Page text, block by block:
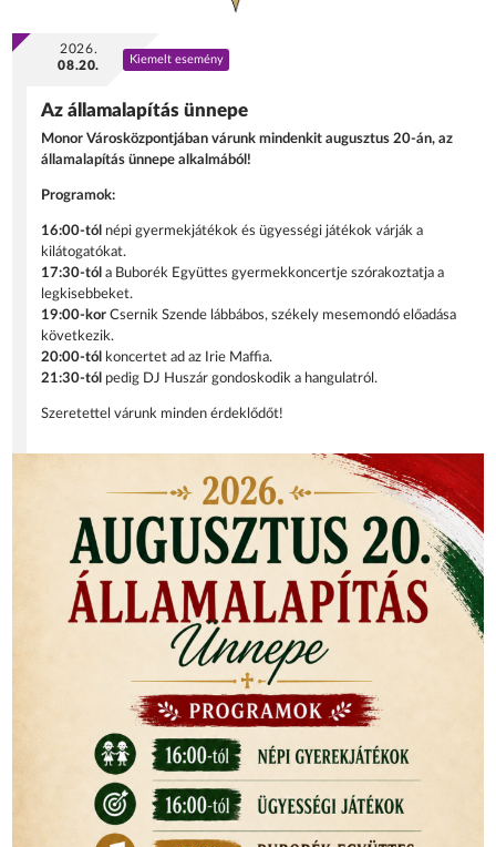
2026.
08.20.
Kiemelt esemény
Az államalapítás ünnepe
Monor Városközpontjában várunk mindenkit augusztus 20-án, az
államalapítás ünnepe alkalmából!
Programok:
16:00-tól népi gyermekjátékok és ügyességi játékok várják a
kilátogatókat.
17:30-tól a Buborék Együttes gyermekkoncertje szórakoztatja a
legkisebbeket.
19:00-korCsernik Szende lábbábos, székely mesemondó előadása
következik.
20:00-tól
koncertet ad az Irie Maffia.
21:30-tól pedig DJ Huszár gondoskodik a hangulatról.
Szeretettel várunk minden érdeklődőt!